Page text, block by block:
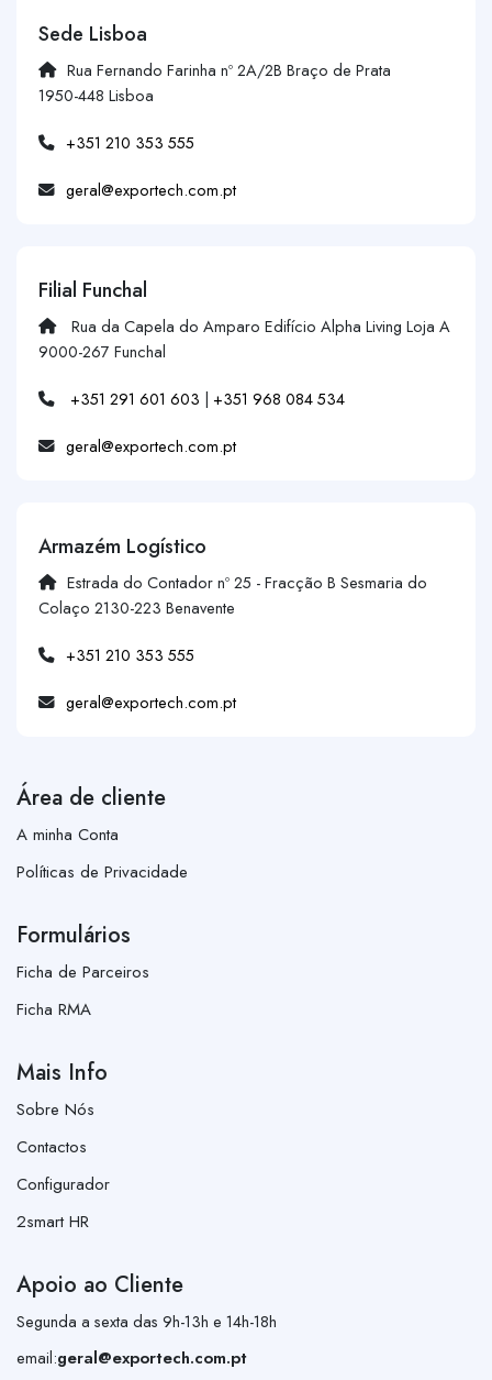
Sede Lisboa
Rua Fernando Farinha nº 2A/2B Braço de Prata
1950-448 Lisboa
+351 210 353 555
geral@exportech.com.pt
Filial Funchal
Rua da Capela do Amparo Edifício Alpha Living Loja A
9000-267 Funchal
+351 291 601 603 | +351 968 084 534
geral@exportech.com.pt
Armazém Logístico
Estrada do Contador nº 25 - Fracção B Sesmaria do
Colaço 2130-223 Benavente
+351 210 353 555
geral@exportech.com.pt
Área de cliente
A minha Conta
Políticas de Privacidade
Formulários
Ficha de Parceiros
Ficha RMA
Mais Info
Sobre Nós
Contactos
Configurador
2smart HR
Apoio ao Cliente
Segunda a sexta das 9h-13h e 14h-18h
email:geral@exportech.com.pt